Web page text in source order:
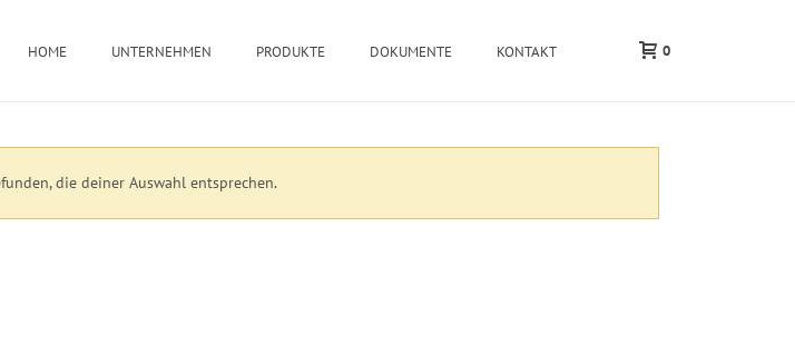
HOME UNTERNEHMEN PRODUKTE DOKUMENTE KONTAKT 0
die deiner Auswahl entsprechen.